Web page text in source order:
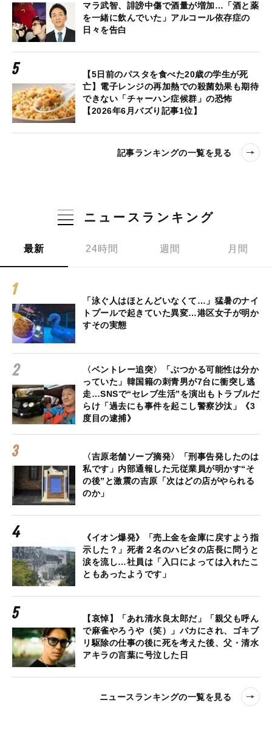
マラ武智、誹謗中傷で酒量が増加…「酒と薬
を一緒に飲んでいた」アルコール依存症の
日々を告白
【5日前のパスタを食べた20歳の学生が死
亡】電子レンジの再加熱での殺菌効果も期待
できない「チャーハン症候群」の恐怖
【2026年6月バズり記事1位】
記事ランキングの一覧を見る
ニュースランキング
最新 24時間 週間 月間
「泳ぐ人はほとんどいなくて…」猛暑のナイ
トプールで起きていた異変…港区女子が明か
すその実態
〈ベントレー追突〉「ぶつかる可能性は分か
っていた」韓国籍の刺青男が7台に衝突し逃
走…SNSで“セレブ生活”を演出もトラブルだ
らけ「過去にも事件を起こし警察沙汰」《3
度目の逮捕》
〈吉原老舗ソープ摘発〉「刑事告発したのは
私です」内部通報した元従業員が明かす“そ
の後”と激震の吉原「次はどの店がやられる
のか」
《イオン爆発》「売上金を金庫に戻すよう指
示した？」死者２名のハビタの店長に問うと
涙を流し…社員は「入口によっては入れたこ
ともあったようです」
【哀悼】「あれ清水良太郎だ」「親父も呼ん
で麻雀やろうや（笑）」バカにされ、ゴキブ
リ駆除の仕事の後に死を考えた後、父・清水
アキラの言葉に号泣した日
ニュースランキングの一覧を見る